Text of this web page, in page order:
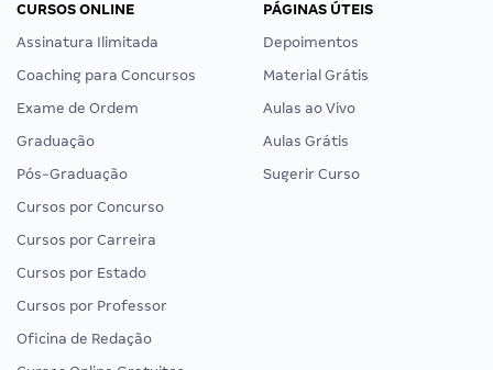
CURSOS ONLINE
Assinatura Ilimitada
Coaching para Concursos
Exame de Ordem
Graduação
Pós-Graduação
Cursos por Concurso
Cursos por Carreira
Cursos por Estado
Cursos por Professor
Oficina de Redação
PÁGINAS ÚTEIS
Depoimentos
Material Grátis
Aulas ao Vivo
Aulas Grátis
Sugerir Curso